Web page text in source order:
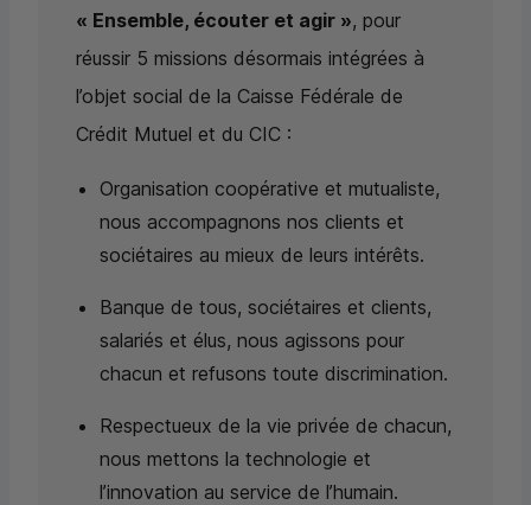
« Ensemble, écouter et agir », pour
réussir 5 missions désormais intégrées à
l’objet social de la Caisse Fédérale de
Crédit Mutuel et du CIC :
Organisation coopérative et mutualiste,
nous accompagnons nos clients et
sociétaires au mieux de leurs intérêts.
Banque de tous, sociétaires et clients,
salariés et élus, nous agissons pour
chacun et refusons toute discrimination.
Respectueux de la vie privée de chacun,
nous mettons la technologie et
l’innovation au service de l’humain.